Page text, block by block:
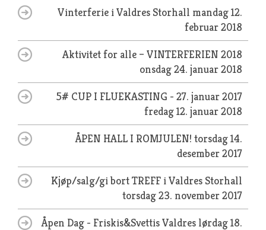
Vinterferie i Valdres Storhall mandag 12.
februar 2018
Aktivitet for alle – VINTERFERIEN 2018
onsdag 24. januar 2018
5# CUP I FLUEKASTING - 27. januar 2017
fredag 12. januar 2018
ÅPEN HALL I ROMJULEN! torsdag 14.
desember 2017
Kjøp/salg/gi bort TREFF i Valdres Storhall
torsdag 23. november 2017
Åpen Dag - Friskis&Svettis Valdres lørdag 18.